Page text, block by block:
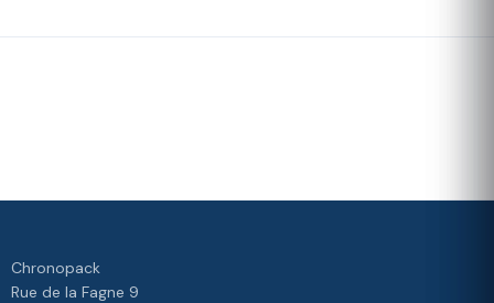
Chronopack
Rue de la Fagne 9